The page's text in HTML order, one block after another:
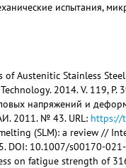
испытания,
of Austenitic Stainless
2014. V. 119, P.
напряжений и
2011. № 43. URL: https://
(SLM): a review //
DOI: 10.1007/s00170-
on fatigue strength of